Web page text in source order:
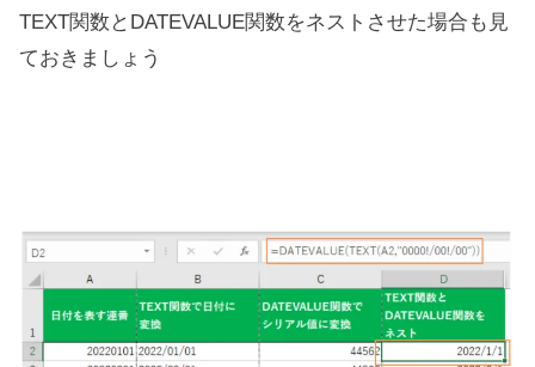
TEXT関数とDATEVALUE関数をネストさせた場合も見
ておきましょう